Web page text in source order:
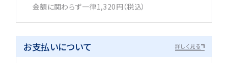
金額に関わらず一律1,320円（税込）
お支払いについて 詳しく見る